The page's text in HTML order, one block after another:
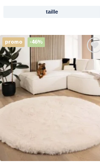
taille
promo -46%